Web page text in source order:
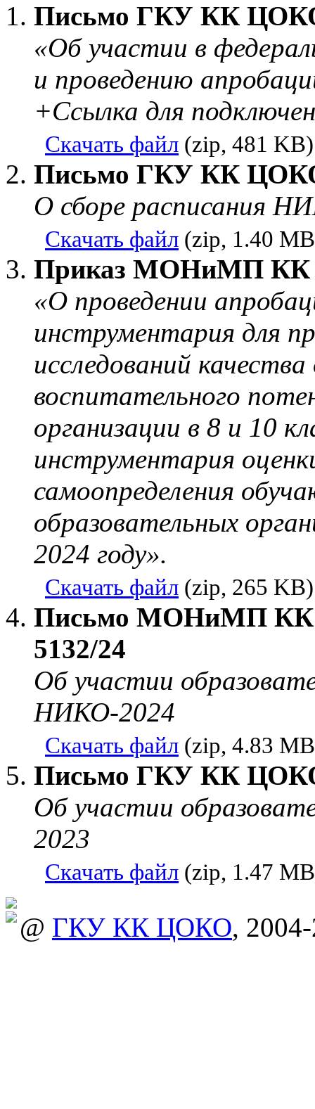
Письмо ГКУ КК ЦОКО
«Об участии в
и проведению
+Ссылка для
Скачать файл (zip, 481 KB)
Письмо ГКУ КК ЦОКО
О сборе расписания
Скачать файл (zip, 1.40
Приказ МОНиМП КК
«О проведении
инструментария для
исследований
воспитательного
организации в 8 и 10
инструментария
самоопределения
образовательных
2024 году».
Скачать файл (zip, 265 KB)
Письмо МОНиМП КК
5132/24
Об участии
НИКО-2024
Скачать файл (zip, 4.83
Письмо ГКУ КК ЦОКО
Об участии
2023
Скачать файл (zip, 1.47
@ ГКУ КК ЦОКО,